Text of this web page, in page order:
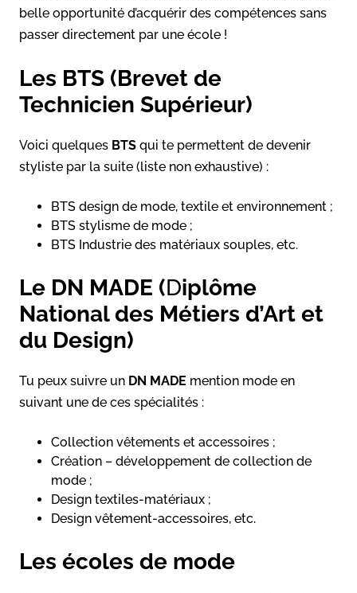
belle opportunité d’acquérir des compétences sans
passer directement par une école !
Les BTS (Brevet de
Technicien Supérieur)
Voici quelques BTS qui te permettent de devenir
styliste par la suite (liste non exhaustive) :
BTS design de mode, textile et environnement ;
BTS stylisme de mode ;
BTS Industrie des matériaux souples, etc.
Le DN MADE (Diplôme
National des Métiers d’Art et
du Design)
Tu peux suivre un DN MADE mention mode en
suivant une de ces spécialités :
Collection vêtements et accessoires ;
Création – développement de collection de
mode ;
Design textiles-matériaux ;
Design vêtement-accessoires, etc.
Les écoles de mode